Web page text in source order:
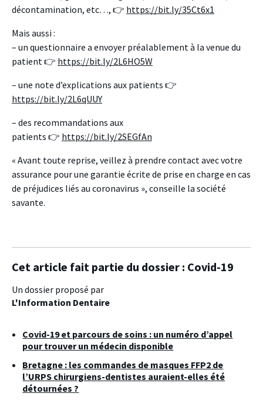
décontamination, etc…, 👉 https://bit.ly/35Ct6x1
Mais aussi :
– un questionnaire a envoyer préalablement à la venue du
patient 👉 https://bit.ly/2L6HO5W
– une note d’explications aux patients 👉
https://bit.ly/2L6qUUY
– des recommandations aux
patients 👉 https://bit.ly/2SEGfAn
« Avant toute reprise, veillez à prendre contact avec votre
assurance pour une garantie écrite de prise en charge en cas
de préjudices liés au coronavirus », conseille la société
savante.
Cet article fait partie du dossier : Covid-19
Un dossier proposé par
L'Information Dentaire
Covid-19 et parcours de soins : un numéro d’appel
pour trouver un médecin disponible
Bretagne : les commandes de masques FFP2 de
l’URPS chirurgiens-dentistes auraient-elles été
détournées ?